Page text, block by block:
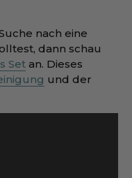
nach eine
dann schau
Set an. Dieses
und der